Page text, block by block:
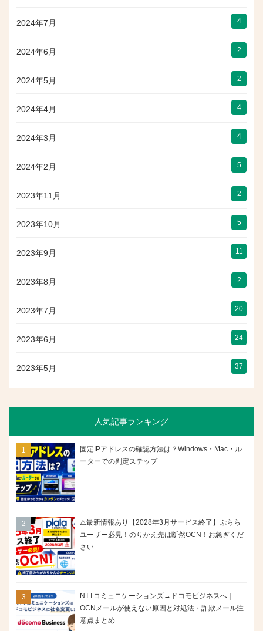
2024年7月 4
2024年6月 2
2024年5月 2
2024年4月 4
2024年3月 4
2024年2月 5
2023年11月 2
2023年10月 5
2023年9月 11
2023年8月 2
2023年7月 20
2023年6月 24
2023年5月 37
人気記事ランキング
固定IPアドレスの確認方法は？Windows・Mac・ル
ーターでの判定ステップ
⚠️最新情報あり【2028年3月サービス終了】ぷらら
ユーザー必見！のりかえ先は断然OCN！お急ぎくだ
さい
NTTコミュニケーションズ→ドコモビジネスへ｜
OCNメールが使えない原因と対処法・詐欺メール注
意点まとめ